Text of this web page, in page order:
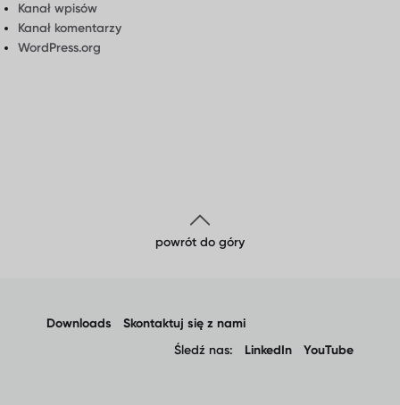
Kanał wpisów
Kanał komentarzy
WordPress.org
powrót do góry
Downloads
Skontaktuj się z nami
Śledź nas:
LinkedIn YouTube